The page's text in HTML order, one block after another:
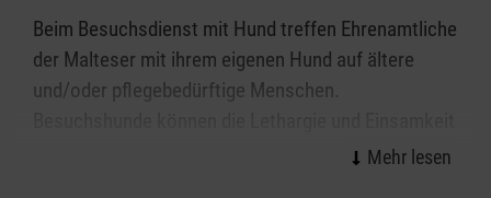
Beim Besuchsdienst mit Hund treffen Ehrenamtliche
der Malteser mit ihrem eigenen Hund auf ältere
und/oder pflegebedürftige Menschen.
zurückgezogener Menschen durchbrechen und